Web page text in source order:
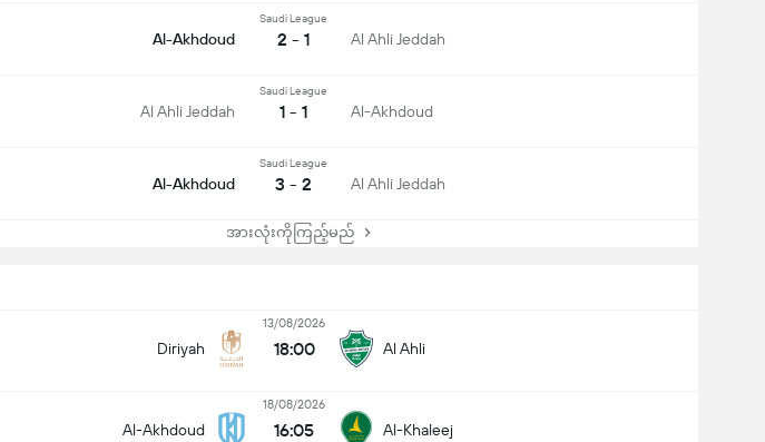
Diriyah
13/08/2026
18:00 Al Ahli
Al-Akhdoud
18/08/2026
16:05 Al-Khaleej
Al-Akhdoud
Saudi League
2 - 1 Al Ahli Jeddah
Al Ahli Jeddah
Saudi League
1 - 1 Al-Akhdoud
Al-Akhdoud
Saudi League
3 - 2 Al Ahli Jeddah
အားလုံးကိုကြည့်မည်